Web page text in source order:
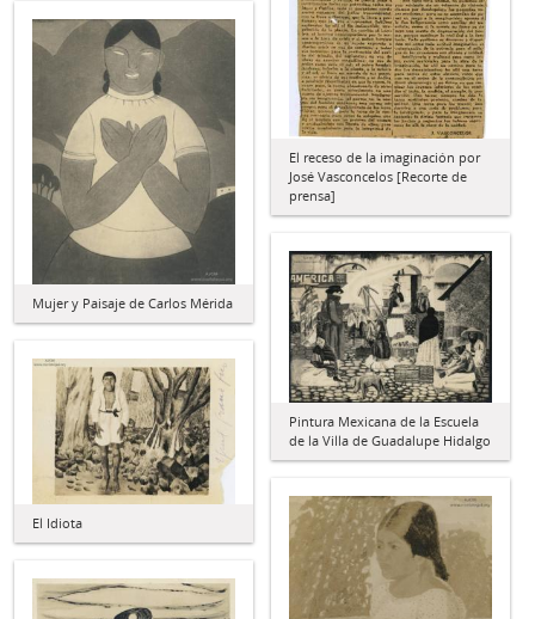
El receso de la imaginación por
José Vasconcelos [Recorte de
prensa]
Mujer y Paisaje de Carlos Mérida
Pintura Mexicana de la Escuela
de la Villa de Guadalupe Hidalgo
El Idiota